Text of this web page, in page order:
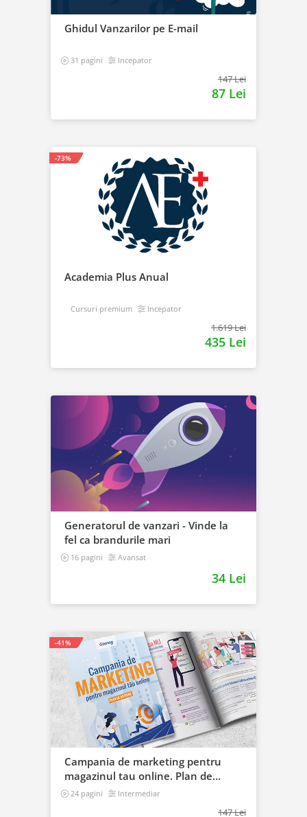
Ghidul Vanzarilor pe E-mail
31 pagini Incepator
147 Lei
87 Lei
Academia Plus Anual
Cursuri premium Incepator
1.619 Lei
435 Lei
-73%
Generatorul de vanzari - Vinde la
fel ca brandurile mari
16 pagini Avansat
34 Lei
Campania de marketing pentru
magazinul tau online. Plan de
actiune
24 pagini Intermediar
147 Lei
-41%